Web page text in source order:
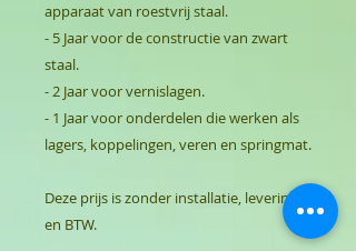
apparaat van roestvrij staal.
- 5 Jaar voor de constructie van zwart
staal.
- 2 Jaar voor vernislagen.
- 1 Jaar voor onderdelen die werken als
lagers, koppelingen, veren en springmat.
Deze prijs is zonder installatie, levering
en BTW.